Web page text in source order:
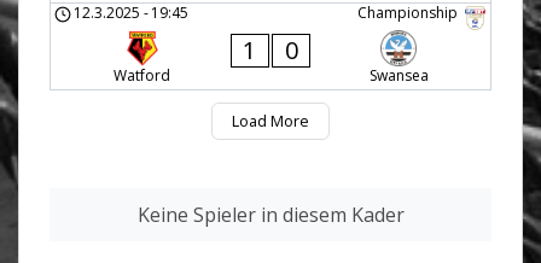
Championship
12.3.2025 -19:45
Watford
1 0
Swansea
Load More
Keine Spieler in diesem Kader